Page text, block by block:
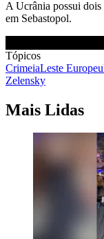
A Ucrânia possui
em Sebastopol.
Tópicos
CrimeiaLeste Europeu
Zelensky
Mais Lidas